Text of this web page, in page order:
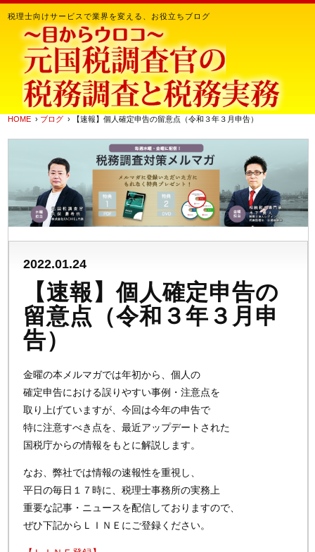
税理士向けサービスで業界を変える、お役立ちブログ
HOME › ブログ › 【速報】個人確定申告の留意点（令和３年３月申告）
2022.01.24
【速報】個人確定申告の
留意点（令和３年３月申
告）
金曜の本メルマガでは年初から、個人の
確定申告における誤りやすい事例・注意点を
取り上げていますが、今回は今年の申告で
特に注意すべき点を、最近アップデートされた
国税庁からの情報をもとに解説します。
なお、弊社では情報の速報性を重視し、
平日の毎日１７時に、税理士事務所の実務上
重要な記事・ニュースを配信しておりますので、
ぜひ下記からＬＩＮＥにご登録ください。